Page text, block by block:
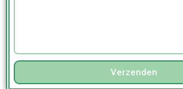
Verzenden